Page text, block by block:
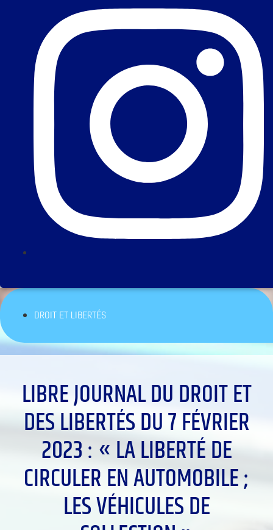
DROIT ET LIBERTÉS
LIBRE JOURNAL DU DROIT ET
DES LIBERTÉS DU 7 FÉVRIER
2023 : « LA LIBERTÉ DE
CIRCULER EN AUTOMOBILE ;
LES VÉHICULES DE